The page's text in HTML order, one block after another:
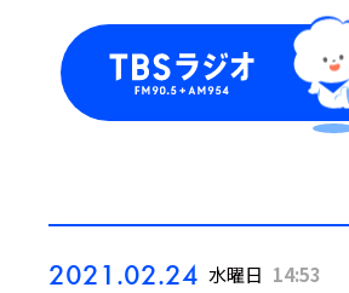
2021.02.24 水曜日 14:53